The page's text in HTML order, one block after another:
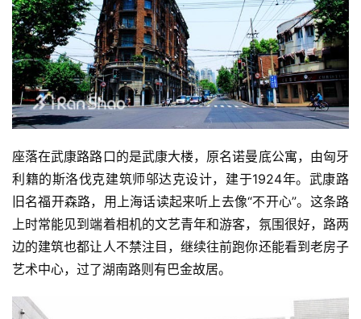
座落在武康路路口的是武康大楼，原名诺曼底公寓，由匈牙
利籍的斯洛伐克建筑师邬达克设计，建于1924年。武康路
旧名福开森路，用上海话读起来听上去像“不开心”。这条路
上时常能见到端着相机的文艺青年和游客，氛围很好，路两
边的建筑也都让人不禁注目，继续往前跑你还能看到老房子
艺术中心，过了湖南路则有巴金故居。